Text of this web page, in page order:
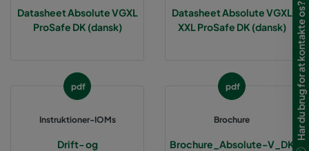
Datasheet Absolute VGXL
ProSafe DK (dansk)
Datasheet Absolute VGXL
XXL ProSafe DK (dansk)
pdf
Instruktioner-IOMs
Drift- og
pdf
Brochure
Brochure_Absolute-V_DK
Har du brug for at kontakte os?